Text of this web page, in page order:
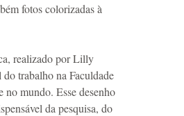
fotos colorizadas à
realizado por Lilly
trabalho na Faculdade
mundo. Esse desenho
da pesquisa, do